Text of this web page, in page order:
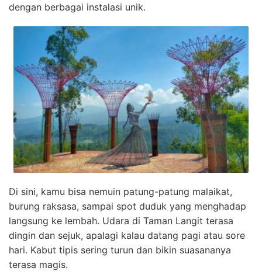
dengan berbagai instalasi unik.
Di sini, kamu bisa nemuin patung-patung malaikat,
burung raksasa, sampai spot duduk yang menghadap
langsung ke lembah. Udara di Taman Langit terasa
dingin dan sejuk, apalagi kalau datang pagi atau sore
hari. Kabut tipis sering turun dan bikin suasananya
terasa magis.